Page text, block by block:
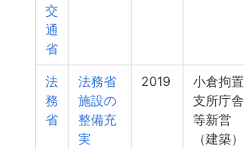
交
通
省
法
務
省
法務省
施設の
整備充
実
2019
小倉拘置
支所庁舎
等新営
（建築）